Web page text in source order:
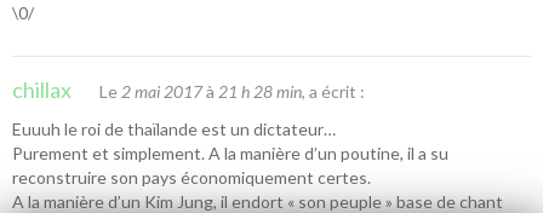
\0/
chillax Le 2 mai 2017à 21 h 28 min, a écrit :
Euuuh le roi de thaïlande est un dictateur…
Purement et simplement. A la manière d’un poutine, il a su
reconstruire son pays économiquement certes.
A la manière d’un Kim Jung, il endort « son peuple » base de chant